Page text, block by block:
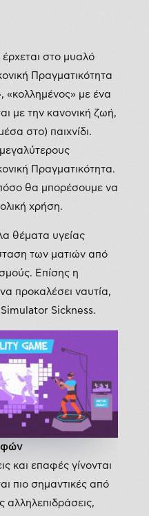
στο μυαλό
Πραγματικότητα
«κολλημένος» με ένα
με την κανονική ζωή,
στο) παιχνίδι.
Πραγματικότητα.
θα μπορέσουμε να
χρήση.
θέματα υγείας
των ματιών από
Επίσης η
προκαλέσει ναυτία,
Sickness.
και επαφές γίνονται
πιο σημαντικές από
αλληλεπιδράσεις,